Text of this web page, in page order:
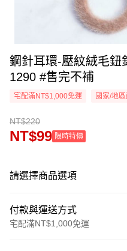
鋼針耳環-壓紋絨毛鈕釦
1290 #售完不補
宅配滿NT$1,000免運 國家/地
NT$220
NT$99 限時特價
請選擇商品選項
付款與運送方式
宅配滿NT$1,000免運